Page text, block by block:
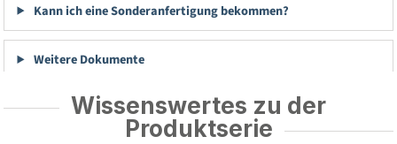
Kann ich eine Sonderanfertigung bekommen?
Weitere Dokumente
Wissenswertes zu der
Produktserie